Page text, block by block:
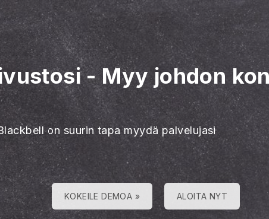
-Myy johdon
on suurin tapa myydä palvelujasi
KOKEILE DEMOA » ALOITA NYT